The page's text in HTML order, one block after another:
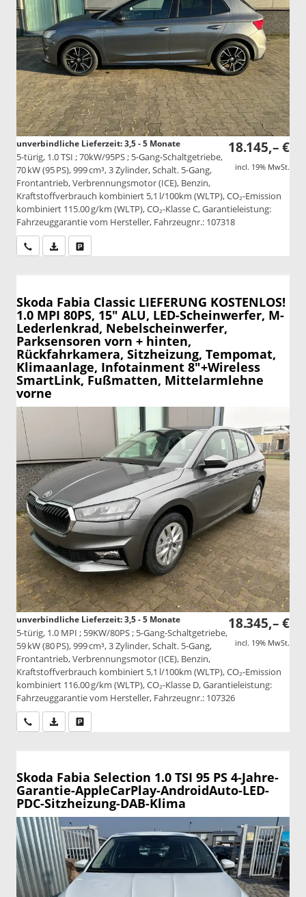
18.145,– €
incl. 19% MwSt.
unverbindliche Lieferzeit: 3,5 - 5 Monate
5-türig, 1.0 TSI ; 70kW/95PS ; 5-Gang-Schaltgetriebe,
70 kW (95 PS), 999 cm³, 3 Zylinder, Schalt. 5-Gang,
Frontantrieb, Verbrennungsmotor (ICE), Benzin,
Kraftstoffverbrauch kombiniert 5,1 l/100km (WLTP), CO₂-Emission
kombiniert 115.00 g/km (WLTP), CO₂-Klasse C, Garantieleistung:
Fahrzeuggarantie vom Hersteller, Fahrzeugnr.: 107318
Wir rufen Sie anPDF-Datei, Fahrzeugexposé drucken
Skoda Fabia Classic LIEFERUNG KOSTENLOS!
1.0 MPI 80PS, 15" ALU, LED-Scheinwerfer, M-
Lederlenkrad, Nebelscheinwerfer,
Parksensoren vorn + hinten,
Rückfahrkamera, Sitzheizung, Tempomat,
Klimaanlage, Infotainment 8"+Wireless
SmartLink, Fußmatten, Mittelarmlehne
vorne
18.345,– €
incl. 19% MwSt.
unverbindliche Lieferzeit: 3,5 - 5 Monate
5-türig, 1.0 MPI ; 59KW/80PS ; 5-Gang-Schaltgetriebe,
59 kW (80 PS), 999 cm³, 3 Zylinder, Schalt. 5-Gang,
Frontantrieb, Verbrennungsmotor (ICE), Benzin,
Kraftstoffverbrauch kombiniert 5,1 l/100km (WLTP), CO₂-Emission
kombiniert 116.00 g/km (WLTP), CO₂-Klasse D, Garantieleistung:
Fahrzeuggarantie vom Hersteller, Fahrzeugnr.: 107326
Wir rufen Sie anPDF-Datei, Fahrzeugexposé drucken
Skoda Fabia Selection 1.0 TSI 95 PS 4-Jahre-
Garantie-AppleCarPlay-AndroidAuto-LED-
PDC-Sitzheizung-DAB-Klima